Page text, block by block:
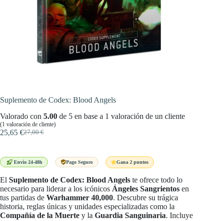
Suplemento de Codex: Blood Angels
Valorado con 5.00 de 5 en base a 1 valoración de un cliente
(1 valoración de cliente)
27,00€
El
era:
25,65 €El
es:
Envío 24-48h Pago Seguro Gana 2 puntos
El Suplemento de Codex: Blood Angels te ofrece todo lo
necesario para liderar a los icónicos Ángeles Sangrientos en
tus partidas de Warhammer 40,000. Descubre su trágica
historia, reglas únicas y unidades especializadas como la
Compañía de la Muerte y la Guardia Sanguinaria. Incluye